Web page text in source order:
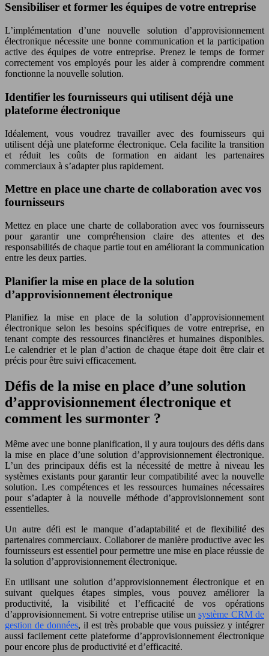
Sensibiliser et former les équipes de votre entreprise
L’implémentation d’une nouvelle solution d’approvisionnement
électronique nécessite une bonne communication et la participation
active des équipes de votre entreprise. Prenez le temps de former
correctement vos employés pour les aider à comprendre comment
fonctionne la nouvelle solution.
Identifier les fournisseurs qui utilisent déjà une
plateforme électronique
Idéalement, vous voudrez travailler avec des fournisseurs qui
utilisent déjà une plateforme électronique. Cela facilite la transition
et réduit les coûts de formation en aidant les partenaires
commerciaux à s’adapter plus rapidement.
Mettre en place une charte de collaboration avec vos
fournisseurs
Mettez en place une charte de collaboration avec vos fournisseurs
pour garantir une compréhension claire des attentes et des
responsabilités de chaque partie tout en améliorant la communication
entre les deux parties.
Planifier la mise en place de la solution
d’approvisionnement électronique
Planifiez la mise en place de la solution d’approvisionnement
électronique selon les besoins spécifiques de votre entreprise, en
tenant compte des ressources financières et humaines disponibles.
Le calendrier et le plan d’action de chaque étape doit être clair et
précis pour être suivi efficacement.
Défis de la mise en place d’une solution
d’approvisionnement électronique et
comment les surmonter ?
Même avec une bonne planification, il y aura toujours des défis dans
la mise en place d’une solution d’approvisionnement électronique.
L’un des principaux défis est la nécessité de mettre à niveau les
systèmes existants pour garantir leur compatibilité avec la nouvelle
solution. Les compétences et les ressources humaines nécessaires
pour s’adapter à la nouvelle méthode d’approvisionnement sont
essentielles.
Un autre défi est le manque d’adaptabilité et de flexibilité des
partenaires commerciaux. Collaborer de manière productive avec les
fournisseurs est essentiel pour permettre une mise en place réussie de
la solution d’approvisionnement électronique.
En utilisant une solution d’approvisionnement électronique et en
suivant quelques étapes simples, vous pouvez améliorer la
productivité, la visibilité et l’efficacité de vos opérations
d’approvisionnement. Si votre entreprise utilise unsystème CRM de
gestion de données, il est très probable que vous puissiez y intégrer
aussi facilement cette plateforme d’approvisionnement électronique
pour encore plus de productivité et d’efficacité.